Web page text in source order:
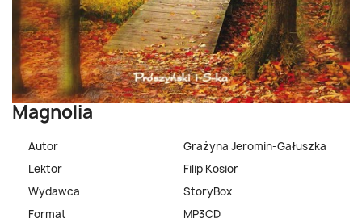
Magnolia
Autor
Grażyna Jeromin-Gałuszka
Lektor
Filip Kosior
Wydawca
StoryBox
Format
MP3CD